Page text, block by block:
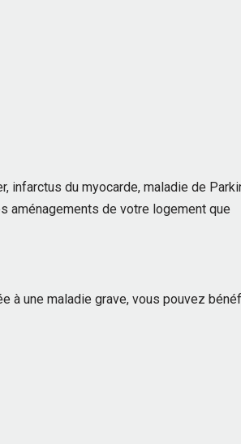
infarctus du myocarde, maladie de
aménagements de votre logement que
à une maladie grave, vous pouvez